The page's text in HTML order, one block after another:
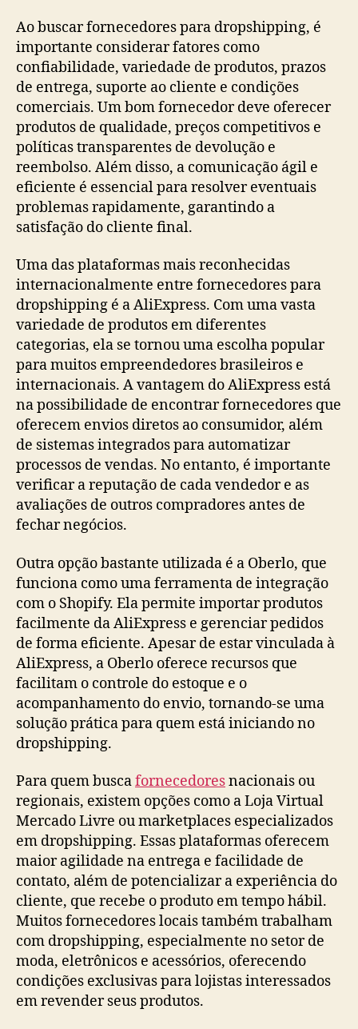
Ao buscar fornecedores para dropshipping, é
importante considerar fatores como
confiabilidade, variedade de produtos, prazos
de entrega, suporte ao cliente e condições
comerciais. Um bom fornecedor deve oferecer
produtos de qualidade, preços competitivos e
políticas transparentes de devolução e
reembolso. Além disso, a comunicação ágil e
eficiente é essencial para resolver eventuais
problemas rapidamente, garantindo a
satisfação do cliente final.
Uma das plataformas mais reconhecidas
internacionalmente entre fornecedores para
dropshipping é a AliExpress. Com uma vasta
variedade de produtos em diferentes
categorias, ela se tornou uma escolha popular
para muitos empreendedores brasileiros e
internacionais. A vantagem do AliExpress está
na possibilidade de encontrar fornecedores que
oferecem envios diretos ao consumidor, além
de sistemas integrados para automatizar
processos de vendas. No entanto, é importante
verificar a reputação de cada vendedor e as
avaliações de outros compradores antes de
fechar negócios.
Outra opção bastante utilizada é a Oberlo, que
funciona como uma ferramenta de integração
com o Shopify. Ela permite importar produtos
facilmente da AliExpress e gerenciar pedidos
de forma eficiente. Apesar de estar vinculada à
AliExpress, a Oberlo oferece recursos que
facilitam o controle do estoque e o
acompanhamento do envio, tornando-se uma
solução prática para quem está iniciando no
dropshipping.
Para quem buscafornecedoresnacionais ou
regionais, existem opções como a Loja Virtual
Mercado Livre ou marketplaces especializados
em dropshipping. Essas plataformas oferecem
maior agilidade na entrega e facilidade de
contato, além de potencializar a experiência do
cliente, que recebe o produto em tempo hábil.
Muitos fornecedores locais também trabalham
com dropshipping, especialmente no setor de
moda, eletrônicos e acessórios, oferecendo
condições exclusivas para lojistas interessados
em revender seus produtos.